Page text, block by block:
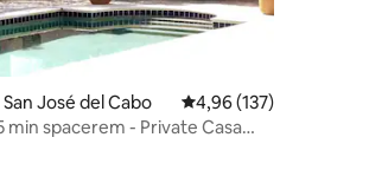
liczba recenzji: 239
José del Cabo Średnia ocena: 4,96
4,96 (137)
min spacerem - Private Casa